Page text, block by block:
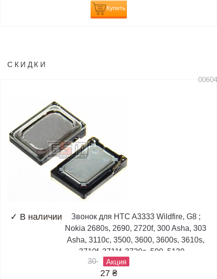
Купить
СКИДКИ
✓ В наличии
Звонок для HTC A3333 Wildfire, G8 ;
Nokia 2680s, 2690, 2720f, 300 Asha, 303
Asha, 3110c, 3500, 3600, 3600s, 3610s,
3710f, 3711f, 3720c, 500, 5130,...
30
Акция
27 ₴